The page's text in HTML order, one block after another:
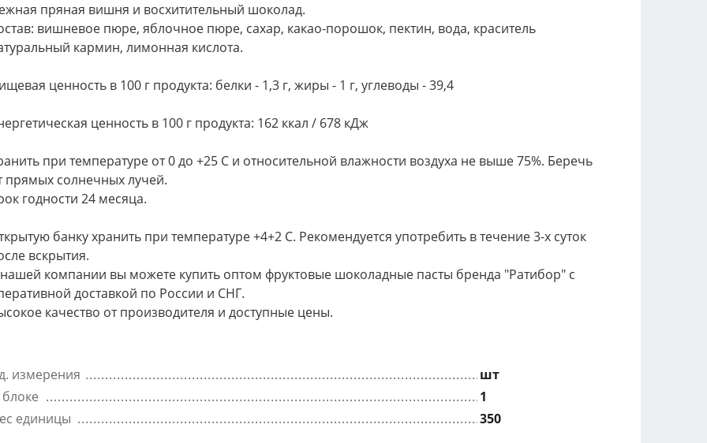
пряная вишня и восхитительный шоколад.
вишневое пюре, яблочное пюре, сахар, какао-порошок, пектин, вода, краситель
кармин, лимонная кислота.
ценность в 100 г продукта: белки - 1,3 г, жиры - 1 г, углеводы - 39,4
ценность в 100 г продукта: 162 ккал / 678 кДж
при температуре от 0 до +25 С и относительной влажности воздуха не выше 75%. Беречь
прямых солнечных лучей.
годности 24 месяца.
банку хранить при температуре +4+2 С. Рекомендуется употребить в течение 3-х суток
вскрытия.
компании вы можете купить оптом фруктовые шоколадные пасты бренда "Ратибор" с
доставкой по России и СНГ.
качество от производителя и доступные цены.
измерения
шт
1
единицы
350